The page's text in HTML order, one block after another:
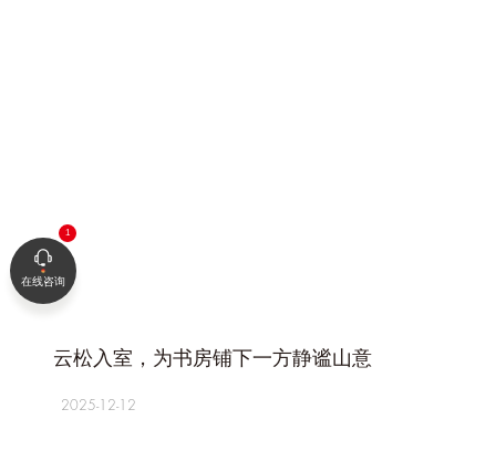
云松入室，为书房铺下一方静谧山意
2025-12-12
在线咨询